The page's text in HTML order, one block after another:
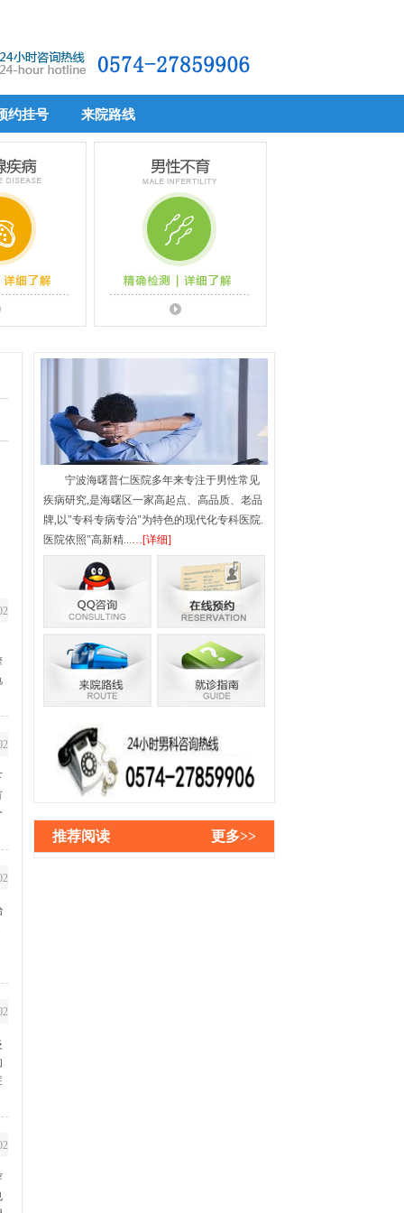
约挂号
预约挂号
来院路线
病 男性不育
宁波海曙普仁医院多年来专注于男性常见
疾病研究,是海曙区一家高起点、高品质、老品
牌,以"专科专病专治"为特色的现代化专科医院.
医院依照"高新精...…[详细]
推荐阅读 更多>>